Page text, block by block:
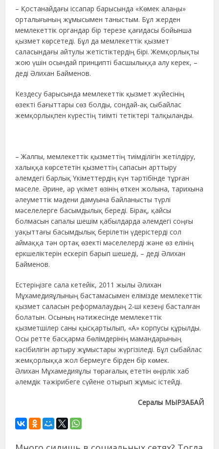
– Қостанайдағы іссапар барысында «Көмек алаңы»
орталығының жұмысымен таныстым. Бұл жерден
мемлекеттік органдар бір терезе қағидасы бойынша
қызмет көрсетеді. Бұл да мемлекеттік қызмет
саласындағы айтулы жетістіктердің бірі. Жемқорлықты
жою үшін осындай принципті басшылыққа алу керек, –
деді Әлихан Байменов.
Кездесу барысында мемлекеттік қызмет жүйесінің
өзекті бағыттары сөз болды, сондай-ақ сыбайлас
жемқорлықпен күрестің тиімті тетіктері талқыланды.
– Жалпы, мемлекеттік қызметтің тиімділігін жетілдіру,
халыққа көрсететін қызметтің сапасын арттыру
әлемдегі барлық Үкіметтердің күн тәртібінде тұрған
мәселе. Әрине, әр үкімет өзінің өткен жолына, тарихына
әлеуметтік мәдени дамуына байланысты түрлі
мәселелерге басымдылық береді. Бірақ, қайсы
болмасын сапалы шешім қабылдарда әлемдегі соңғы
уақыттағы басымдылық берілетін үдерістерді сол
аймаққа тән ортақ өзекті мәселелерді және өз елінің
еркшеліктерін ескеріп барып шешеді, – деді Әлихан
Байменов.
Естеріңізге сала кетейік, 2011 жылы Әлихан
Мұхамедияұлының бастамасымен елімізде мемлекеттік
қызмет саласын реформалаудың 2-ші кезеңі басталған
болатын. Осының нәтижесінде мемлекеттік
қызметшілер саны қысқартылып, «А» корпусы құрылды.
Осы ретте басқарма бөлімдерінің мамандарының
кәсібилігін артыру жұмыстары жүргізіледі. Бұл сыбайлас
жемқорлыққа жол бермеуге бірден бір көмек.
Әлихан Мұхамедияұлы төрағалық ететін өңірлік хаб
әлемдік тәжірибеге сүйене отырып жұмыс істейді.
Сералы МЫРЗАБАЙ